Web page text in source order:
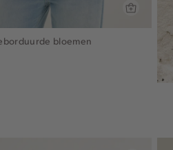
bloemen